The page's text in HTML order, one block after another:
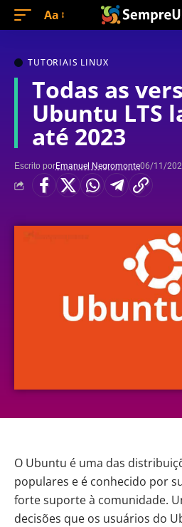
Aa
TUTORIAIS LINUX
Todas as
Ubuntu LTS
até 2023
Escrito porEmanuel Negromonte06/11/
O Ubuntu é uma das
populares e é conhecido por
forte suporte à comunidade.
decisões que os usuários do